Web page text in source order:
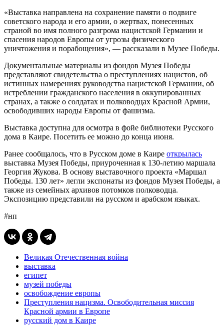
«Выставка направлена на сохранение памяти о подвиге
советского народа и его армии, о жертвах, понесенных
страной во имя полного разгрома нацистской Германии и
спасения народов Европы от угрозы физического
уничтожения и порабощения», — рассказали в Музее Победы.
Документальные материалы из фондов Музея Победы
представляют свидетельства о преступлениях нацистов, об
истинных намерениях руководства нацистской Германии, об
истреблении гражданского населения в оккупированных
странах, а также о солдатах и полководцах Красной Армии,
освободивших народы Европы от фашизма.
Выставка доступна для осмотра в фойе библиотеки Русского
дома в Каире. Посетить ее можно до конца июня.
Ранее сообщалось, что в Русском доме в Каире открылась
выставка Музея Победы, приуроченная к 130-летию маршала
Георгия Жукова. В основу выставочного проекта «Маршал
Победы. 130 лет» легли экспонаты из фондов Музея Победы, а
также из семейных архивов потомков полководца.
Экспозицию представили на русском и арабском языках.
#нп
Великая Отечественная война
выставка
египет
музей победы
освобождение европы
Преступления нацизма. Освободительная миссия
Красной армии в Европе
русский дом в Каире